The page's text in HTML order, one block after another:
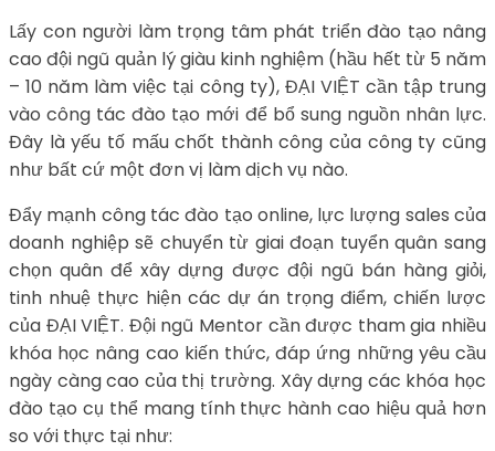
Lấy con người làm trọng tâm phát triển đào tạo nâng
cao đội ngũ quản lý giàu kinh nghiệm (hầu hết từ 5 năm
– 10 năm làm việc tại công ty), ĐẠI VIỆT cần tập trung
vào công tác đào tạo mới để bổ sung nguồn nhân lực.
Đây là yếu tố mấu chốt thành công của công ty cũng
như bất cứ một đơn vị làm dịch vụ nào.
Đẩy mạnh công tác đào tạo online, lực lượng sales của
doanh nghiệp sẽ chuyển từ giai đoạn tuyển quân sang
chọn quân để xây dựng được đội ngũ bán hàng giỏi,
tinh nhuệ thực hiện các dự án trọng điểm, chiến lược
của ĐẠI VIỆT. Đội ngũ Mentor cần được tham gia nhiều
khóa học nâng cao kiến thức, đáp ứng những yêu cầu
ngày càng cao của thị trường. Xây dựng các khóa học
đào tạo cụ thể mang tính thực hành cao hiệu quả hơn
so với thực tại như: